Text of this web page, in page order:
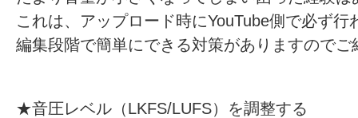
これは、アップロード時にYouTube側で必ず
編集段階で簡単にできる対策がありますのでご
★音圧レベル（LKFS/LUFS）を調整する